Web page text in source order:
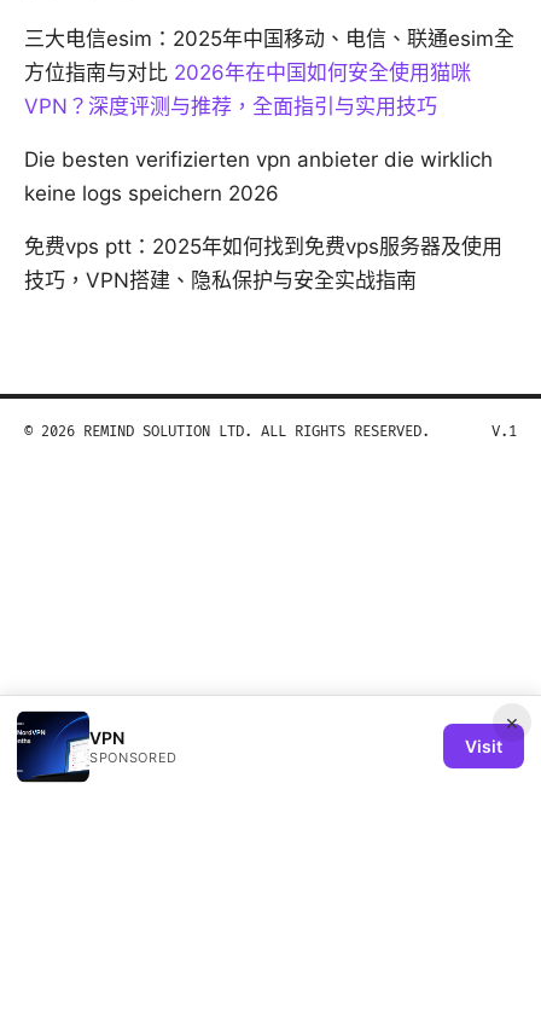
三大电信esim：2025年中国移动、电信、联通esim全
方位指南与对比 2026年在中国如何安全使用猫咪
VPN？深度评测与推荐，全面指引与实用技巧
Die besten verifizierten vpn anbieter die wirklich
keine logs speichern 2026
免费vps ptt：2025年如何找到免费vps服务器及使用
技巧，VPN搭建、隐私保护与安全实战指南
×
VPN
SPONSORED
Visit
© 2026 REMIND SOLUTION LTD. ALL RIGHTS RESERVED. V.1